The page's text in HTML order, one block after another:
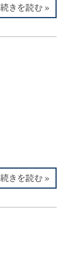
続きを読む »
続きを読む »